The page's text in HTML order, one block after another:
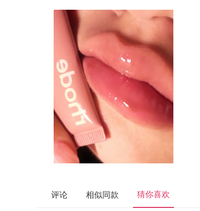
评论 相似同款 猜你喜欢